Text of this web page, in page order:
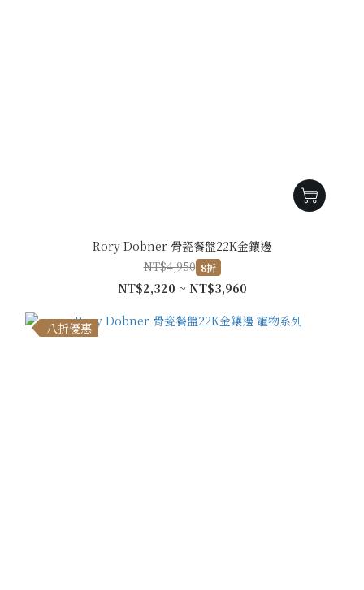
Rory Dobner 骨瓷餐盤22K金鑲邊
NT$4,950 8折
NT$2,320 ~ NT$3,960
八折優惠